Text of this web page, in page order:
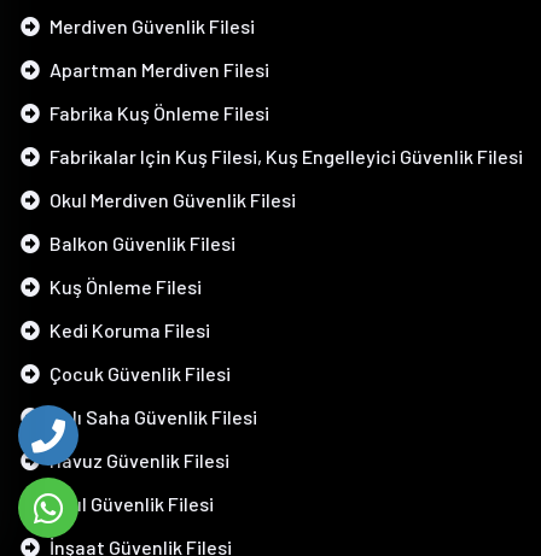
Merdiven Güvenlik Filesi
Apartman Merdiven Filesi
Fabrika Kuş Önleme Filesi
Fabrikalar Için Kuş Filesi, Kuş Engelleyici Güvenlik Filesi
Okul Merdiven Güvenlik Filesi
Balkon Güvenlik Filesi
Kuş Önleme Filesi
Kedi Koruma Filesi
Çocuk Güvenlik Filesi
Halı Saha Güvenlik Filesi
Havuz Güvenlik Filesi
Okul Güvenlik Filesi
İnşaat Güvenlik Filesi